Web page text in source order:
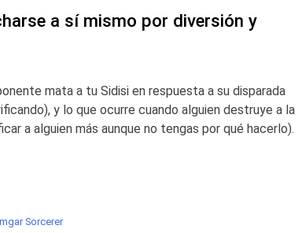
a sí mismo por diversión y
mata a tu Sidisi en respuesta a su disparada
y lo que ocurre cuando alguien destruye a la
a alguien más aunque no tengas por qué hacerlo).
Sorcerer